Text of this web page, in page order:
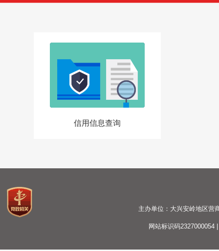
信用信息查询
主办单位：大兴安岭地区营
网站标识码2327000054